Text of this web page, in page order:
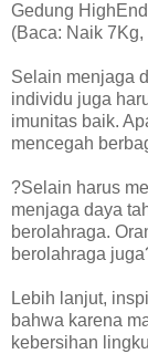
Gedung
(Baca: Naik
Selain menjaga
individu juga
imunitas baik.
mencegah
?Selain harus
menjaga daya
berolahraga.
berolahraga
Lebih lanjut,
bahwa karena
kebersihan